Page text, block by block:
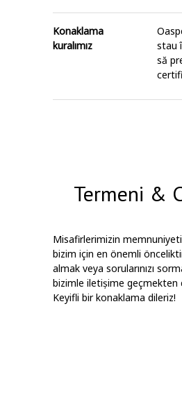
Konaklama
kuralımız
stau
să
Termeni &
Misafirlerimizin
bizim için en önemli
almak veya sorularınızı
bizimle iletişime geçmekten
Keyifli bir konaklama dileriz!